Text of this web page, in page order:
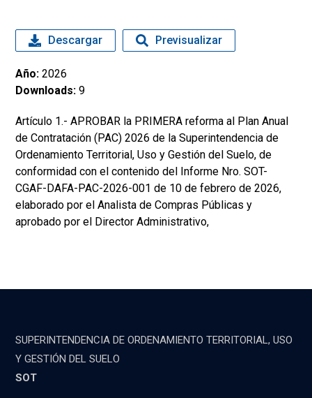
Artículo 1.- APROBAR la PRIMERA reforma al Plan Anual
de Contratación (PAC) 2026 de la Superintendencia de
Ordenamiento Territorial, Uso y Gestión del Suelo, de
conformidad con el contenido del Informe Nro. SOT-
CGAF-DAFA-PAC-2026-001 de 10 de febrero de 2026,
elaborado por el Analista de Compras Públicas y
aprobado por el Director Administrativo,
Descargar Previsualizar
Año: 2026
Downloads:9
SUPERINTENDENCIA DE ORDENAMIENTO TERRITORIAL, USO
Y GESTIÓN DEL SUELO
SOT